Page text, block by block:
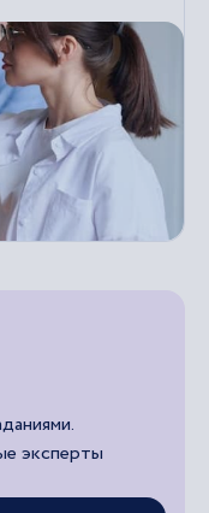
эксперты